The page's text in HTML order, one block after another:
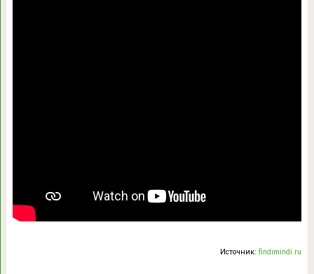
Источник:findimindi.ru